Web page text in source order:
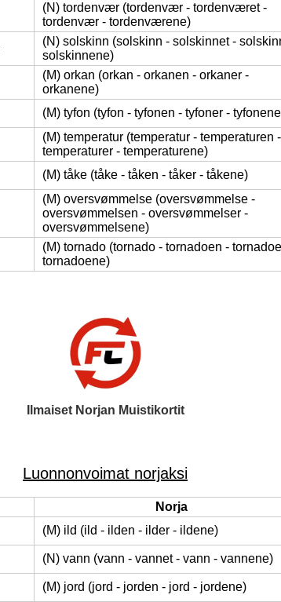
(N) tordenvær (tordenvær - tordenværet -
tordenvær - tordenværene)
(N) solskinn (solskinn - solskinnet -
solskinnene)
(M) orkan (orkan - orkanen - orkaner -
orkanene)
(M) tyfon (tyfon - tyfonen - tyfoner -
(M) temperatur (temperatur - temperaturen -
temperaturer - temperaturene)
(M) tåke (tåke - tåken - tåker - tåkene)
(M) oversvømmelse (oversvømmelse -
oversvømmelsen - oversvømmelser -
oversvømmelsene)
(M) tornado (tornado - tornadoen -
tornadoene)
Ilmaiset Norjan Muistikortit
Luonnonvoimat norjaksi
Norja
(M) ild (ild - ilden - ilder - ildene)
(N) vann (vann - vannet - vann - vannene)
(M) jord (jord - jorden - jord - jordene)